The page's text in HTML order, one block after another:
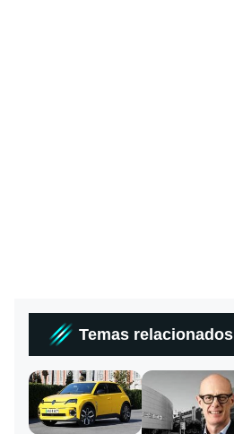
Temas relacionados